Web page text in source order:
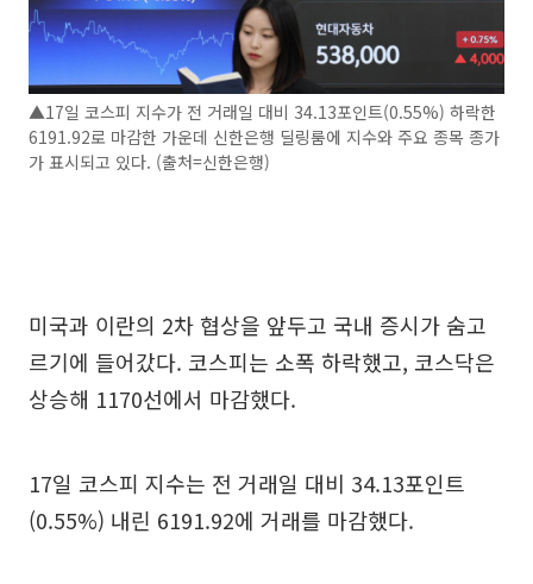
▲17일 코스피 지수가 전 거래일 대비 34.13포인트(0.55%) 하락한
6191.92로 마감한 가운데 신한은행 딜링룸에 지수와 주요 종목 종가
가 표시되고 있다. (출처=신한은행)
미국과 이란의 2차 협상을 앞두고 국내 증시가 숨고
르기에 들어갔다. 코스피는 소폭 하락했고, 코스닥은
상승해 1170선에서 마감했다.
17일 코스피 지수는 전 거래일 대비 34.13포인트
(0.55%) 내린 6191.92에 거래를 마감했다.